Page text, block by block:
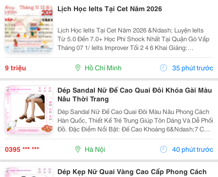
Lịch Học Ielts Tại Cet Năm 2026
Lịch Học Ielts Tại Cet Năm 2026 &Ndash; Luyện Ielts
Từ 5.0 Đến 7.0+ Học Phí Shock Nhất Tại Quận Gò Vấp
Tháng 07 1/ Ielts Improver Tối 2 4 6 Khai Giảng:
13/07/2026 Khung Giờ: 18:00 Đến 21:00 Học Phí Ưu Đãi
5% Khi Đăng Ký 2/ Ielts...
9 triệu Hồ Chí Minh 35 phút trước
Dép Sandal Nữ Đế Cao Quai Đôi Khóa Gài Màu
Nâu Thời Trang
Dép Sandal Nữ Đế Cao Quai Đôi Màu Nâu Phong Cách
Hàn Quốc, Thiết Kế Trẻ Trung Giúp Tôn Dáng Và Dễ Phối
Đồ. Đặc Điểm Nổi Bật: Đế Cao Khoảng 6&Ndash;7 Cm
Giúp Tăng Chiều Cao Tự Nhiên. Quai Đôi Có Khóa Gài
Chắc Chắn, Dễ Điều Chỉnh. Chất Liệu...
0395 *** *** Hà Nội 40 phút trước
Dép Kẹp Nữ Quai Vàng Cao Cấp Phong Cách